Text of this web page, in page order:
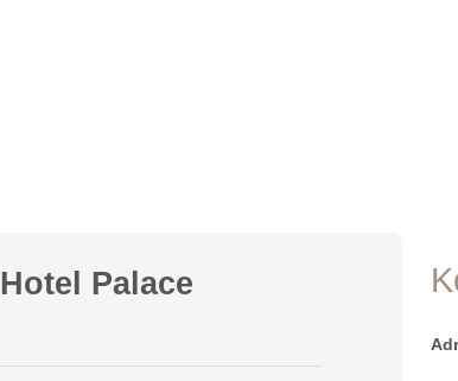
Hotel Palace